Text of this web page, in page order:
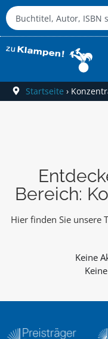
Startseite ›
Bereich:
Hier finden Sie unsere